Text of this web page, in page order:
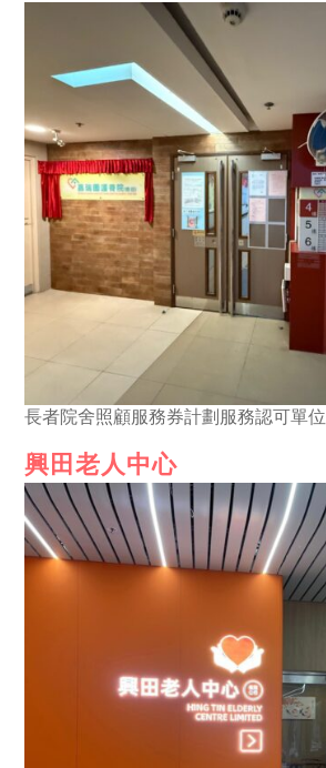
長者院舍照顧服務券計劃服務認可單位
興田老人中心